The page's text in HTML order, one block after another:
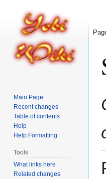
to
to
Main Page
Recent changes
Table of contents
Help
Help:Formatting
Tools
What links here
Related changes